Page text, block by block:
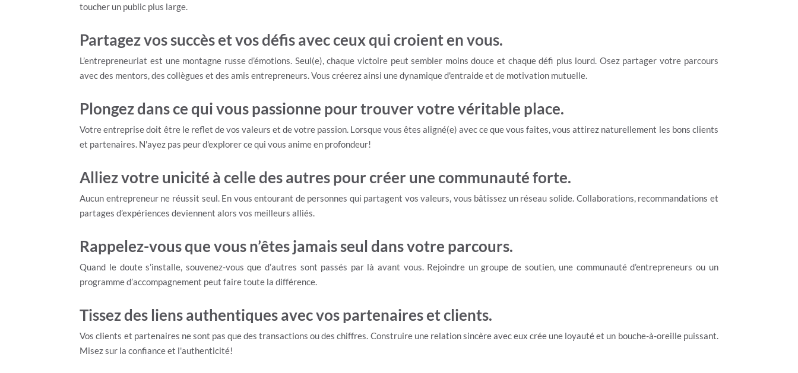
toucher un public plus large.
Partagez vos succès et vos défis avec ceux qui croient en vous.
L’entrepreneuriat est une montagne russe d’émotions. Seul(e), chaque victoire peut sembler moins douce et chaque défi plus lourd. Osez partager votre parcours
avec des mentors, des collègues et des amis entrepreneurs. Vous créerez ainsi une dynamique d'entraide et de motivation mutuelle.
Plongez dans ce qui vous passionne pour trouver votre véritable place.
Votre entreprise doit être le reflet de vos valeurs et de votre passion. Lorsque vous êtes aligné(e) avec ce que vous faites, vous attirez naturellement les bons clients
et partenaires. N'ayez pas peur d'explorer ce qui vous anime en profondeur!
Alliez votre unicité à celle des autres pour créer une communauté forte.
Aucun entrepreneur ne réussit seul. En vous entourant de personnes qui partagent vos valeurs, vous bâtissez un réseau solide. Collaborations, recommandations et
partages d’expériences deviennent alors vos meilleurs alliés.
Rappelez-vous que vous n’êtes jamais seul dans votre parcours.
Quand le doute s’installe, souvenez-vous que d’autres sont passés par là avant vous. Rejoindre un groupe de soutien, une communauté d’entrepreneurs ou un
programme d’accompagnement peut faire toute la différence.
Tissez des liens authentiques avec vos partenaires et clients.
Vos clients et partenaires ne sont pas que des transactions ou des chiffres. Construire une relation sincère avec eux crée une loyauté et un bouche-à-oreille puissant.
Misez sur la confiance et l'authenticité!